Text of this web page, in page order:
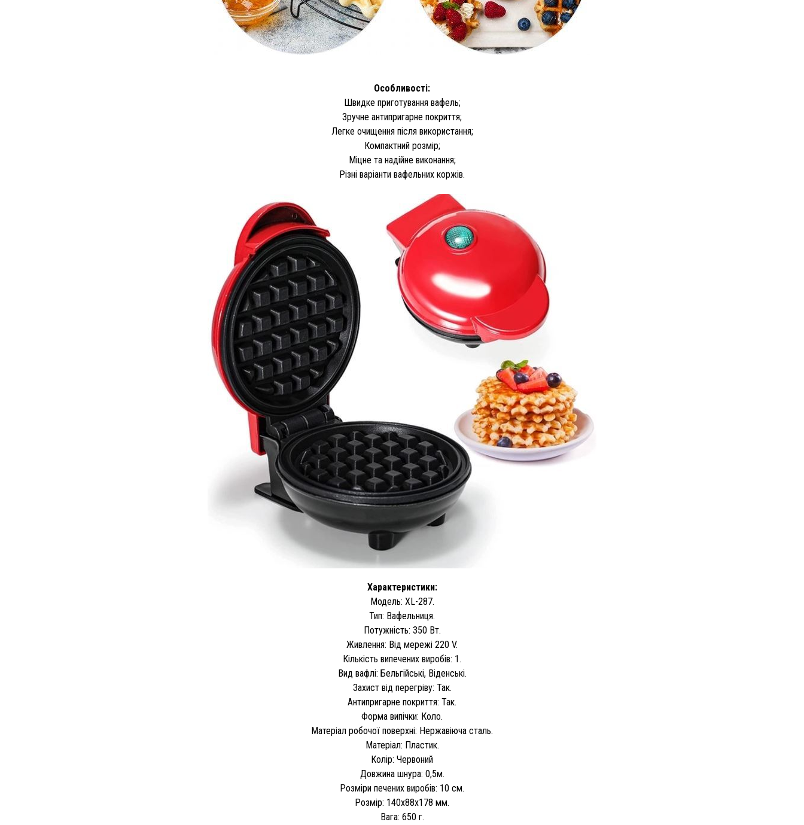
Особливості:
Швидке приготування вафель;
Зручне антипригарне покриття;
Легке очищення після використання;
Компактний розмір;
Міцне та надійне виконання;
Різні варіанти вафельних коржів.
Характеристики:
Модель: XL-287.
Тип: Вафельниця.
Потужність: 350 Вт.
Живлення: Від мережі 220 V.
Кількість випечених виробів: 1.
Вид вафлі: Бельгійські, Віденські.
Захист від перегріву: Так.
Антипригарне покриття: Так.
Форма випічки: Коло.
Матеріал робочої поверхні: Нержавіюча сталь.
Матеріал: Пластик.
Колір: Червоний
Довжина шнура: 0,5м.
Розміри печених виробів: 10 см.
Розмір: 140х88х178 мм.
Вага: 650 г.